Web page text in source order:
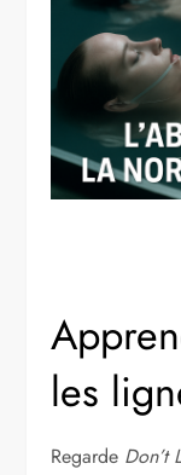
les
Regarde Don’t